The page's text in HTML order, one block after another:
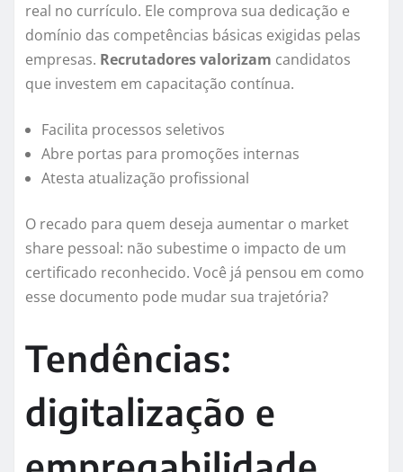
real no currículo. Ele comprova sua dedicação e
domínio das competências básicas exigidas pelas
empresas. Recrutadores valorizam candidatos
que investem em capacitação contínua.
Facilita processos seletivos
Abre portas para promoções internas
Atesta atualização profissional
O recado para quem deseja aumentar o market
share pessoal: não subestime o impacto de um
certificado reconhecido. Você já pensou em como
esse documento pode mudar sua trajetória?
Tendências:
digitalização e